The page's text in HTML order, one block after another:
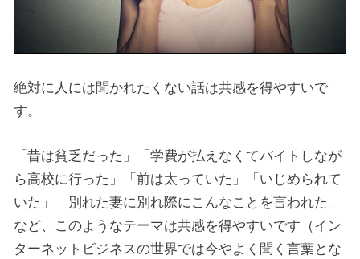
絶対に人には聞かれたくない話は共感を得やすいで
す。
「昔は貧乏だった」「学費が払えなくてバイトしなが
ら高校に行った」「前は太っていた」「いじめられて
いた」「別れた妻に別れ際にこんなことを言われた」
など、このようなテーマは共感を得やすいです（イン
ターネットビジネスの世界では今やよく聞く言葉とな